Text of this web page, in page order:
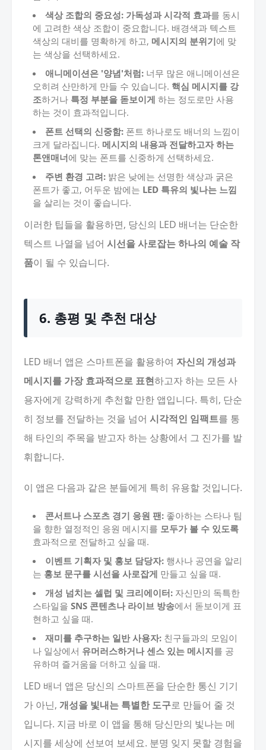
색상 조합의 중요성: 가독성과 시각적 효과를 동시
에 고려한 색상 조합이 중요합니다. 배경색과 텍스트
색상의 대비를 명확하게 하고, 메시지의 분위기에 맞
는 색상을 선택하세요.
애니메이션은 '양념'처럼: 너무 많은 애니메이션은
오히려 산만하게 만들 수 있습니다. 핵심 메시지를 강
조하거나 특정 부분을 돋보이게 하는 정도로만 사용
하는 것이 효과적입니다.
폰트 선택의 신중함: 폰트 하나로도 배너의 느낌이
크게 달라집니다. 메시지의 내용과 전달하고자 하는
톤앤매너에 맞는 폰트를 신중하게 선택하세요.
주변 환경 고려: 밝은 낮에는 선명한 색상과 굵은
폰트가 좋고, 어두운 밤에는 LED 특유의 빛나는 느낌
을 살리는 것이 좋습니다.
이러한 팁들을 활용하면, 당신의 LED 배너는 단순한
텍스트 나열을 넘어 시선을 사로잡는 하나의 예술 작
품이 될 수 있습니다.
6. 총평 및 추천 대상
LED 배너 앱은 스마트폰을 활용하여 자신의 개성과
메시지를 가장 효과적으로 표현하고자 하는 모든 사
용자에게 강력하게 추천할 만한 앱입니다. 특히, 단순
히 정보를 전달하는 것을 넘어 시각적인 임팩트를 통
해 타인의 주목을 받고자 하는 상황에서 그 진가를 발
휘합니다.
이 앱은 다음과 같은 분들에게 특히 유용할 것입니다.
콘서트나 스포츠 경기 응원 팬: 좋아하는 스타나 팀
을 향한 열정적인 응원 메시지를 모두가 볼 수 있도록
효과적으로 전달하고 싶을 때.
이벤트 기획자 및 홍보 담당자: 행사나 공연을 알리
는 홍보 문구를 시선을 사로잡게 만들고 싶을 때.
개성 넘치는 셀럽 및 크리에이터: 자신만의 독특한
스타일을 SNS 콘텐츠나 라이브 방송에서 돋보이게 표
현하고 싶을 때.
재미를 추구하는 일반 사용자: 친구들과의 모임이
나 일상에서 유머러스하거나 센스 있는 메시지를 공
유하며 즐거움을 더하고 싶을 때.
LED 배너 앱은 당신의 스마트폰을 단순한 통신 기기
가 아닌, 개성을 빛내는 특별한 도구로 만들어 줄 것
입니다. 지금 바로 이 앱을 통해 당신만의 빛나는 메
시지를 세상에 선보여 보세요. 분명 잊지 못할 경험을